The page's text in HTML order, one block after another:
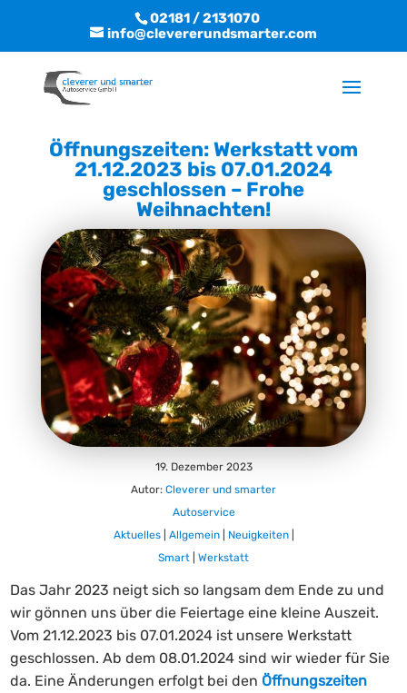
02181 / 2131070
info@clevererundsmarter.com
Öffnungszeiten: Werkstatt vom
21.12.2023 bis 07.01.2024
geschlossen – Frohe
Weihnachten!
19. Dezember 2023
Autor: Cleverer und smarter
Autoservice
Aktuelles| Allgemein| Neuigkeiten|
Smart
Werkstatt
Das Jahr 2023 neigt sich so langsam dem Ende zu und
wir gönnen uns über die Feiertage eine kleine Auszeit.
Vom 21.12.2023 bis 07.01.2024 ist unsere Werkstatt
geschlossen. Ab dem 08.01.2024 sind wir wieder für Sie
da. Eine Änderungen erfolgt bei den Öffnungszeiten